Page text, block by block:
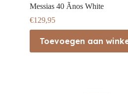
Messias 40 Ãnos White
€129,95
Toevoegen aan